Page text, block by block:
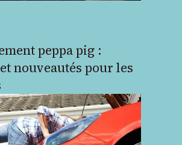
peppa pig :
nouveautés pour les